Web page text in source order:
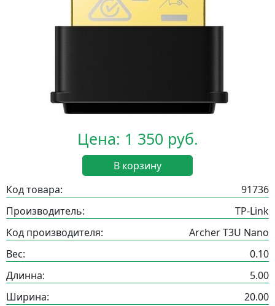
Цена: 1 350 руб.
В корзину
Код товара:
91736
Производитель:
TP-Link
Код производителя:
Archer T3U Nano
Вес:
0.10
Длинна:
5.00
Ширина:
20.00